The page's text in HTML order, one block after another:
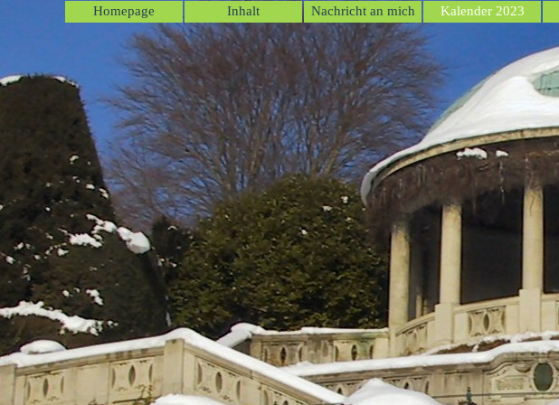
Direkt zum Seiteninhalt
Homepage Inhalt Nachricht an mich Kalender 2023